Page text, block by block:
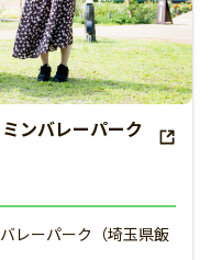
ンバレーパーク
レーパーク（埼玉県飯